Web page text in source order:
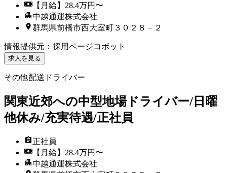
【月給】28.4万円〜
中越通運株式会社
群馬県前橋市西大室町３０２８－２
情報提供元 ： 採用ページコボット
求人を見る
その他配送ドライバー
関東近郊への中型地場ドライバー/日曜
他休み/充実待遇/正社員
正社員
【月給】28.4万円〜
中越通運株式会社